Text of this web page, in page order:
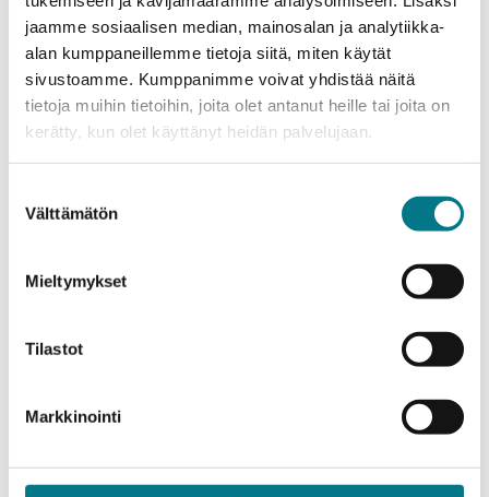
jaamme sosiaalisen median, mainosalan ja analytiikka-
alan kumppaneillemme tietoja siitä, miten käytät
sivustoamme. Kumppanimme voivat yhdistää näitä
tietoja muihin tietoihin, joita olet antanut heille tai joita on
kerätty, kun olet käyttänyt heidän palvelujaan.
valinta
Välttämätön
Mieltymykset
Tilastot
Markkinointi
Koulutuspaikka
Kajaani
LISÄÄ TIETOA
Liikunnan­ohjaaja (AMK)
Koulutusmuoto
Monimuoto-opinnot